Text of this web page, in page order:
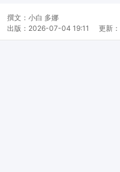
撰文： 小白 多娜
出版： 2026-07-04 19:11 更新：